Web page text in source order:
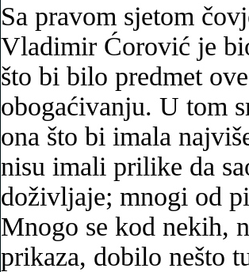
Sa pravom sjetom
Vladimir Ćorović je
što bi bilo predmet
obogaćivanju. U tom
ona što bi imala
nisu imali prilike da
doživljaje; mnogi od
Mnogo se kod nekih,
prikaza, dobilo nešto